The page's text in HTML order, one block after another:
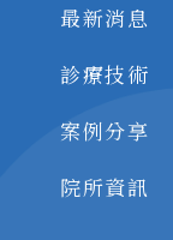
最新消息
診療技術
案例分享
院所資訊